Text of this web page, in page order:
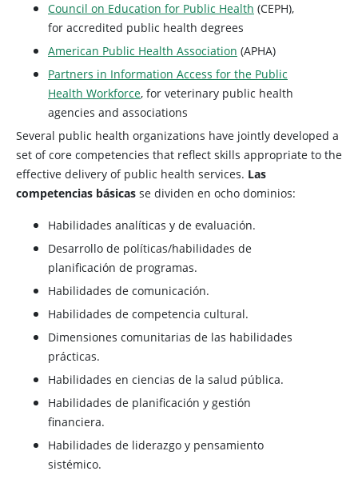
Council on Education for Public Health (CEPH),
for accredited public health degrees
American Public Health Association (APHA)
Partners in Information Access for the Public
Health Workforce, for veterinary public health
agencies and associations
Several public health organizations have jointly developed a
set of core competencies that reflect skills appropriate to the
effective delivery of public health services. Las
competencias básicas se dividen en ocho dominios:
Habilidades analíticas y de evaluación.
Desarrollo de políticas/habilidades de
planificación de programas.
Habilidades de comunicación.
Habilidades de competencia cultural.
Dimensiones comunitarias de las habilidades
prácticas.
Habilidades en ciencias de la salud pública.
Habilidades de planificación y gestión
financiera.
Habilidades de liderazgo y pensamiento
sistémico.